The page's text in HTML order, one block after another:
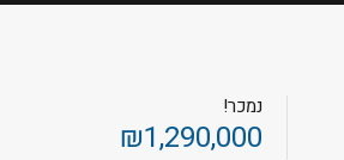
נמכר!
₪1,290,000